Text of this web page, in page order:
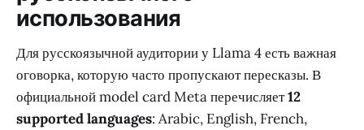
использования
Для русскоязычной аудитории у Llama 4 есть важная
оговорка, которую часто пропускают пересказы. В
официальной model card Meta перечисляет12
supported languages: Arabic, English, French,